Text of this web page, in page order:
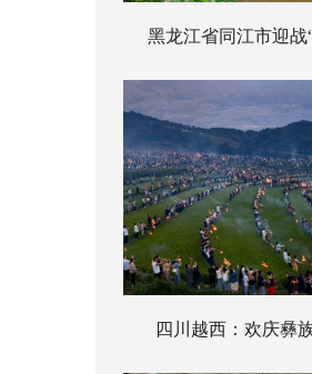
黑龙江省同江市迎战
四川越西：欢庆彝